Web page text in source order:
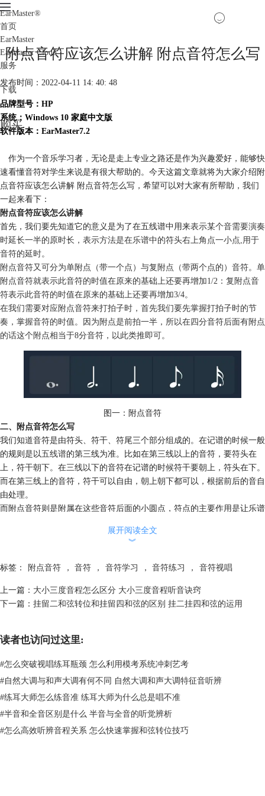
EarMaster®
首页
EarMaster
EarMaster Cloud
服务
下载
购买
附点音符应该怎么讲解 附点音符怎么写
发布时间：2022-04-11 14: 40: 48
品牌型号：HP
系统：Windows 10 家庭中文版
软件版本：EarMaster7.2
作为一个音乐学习者，无论是走上专业之路还是作为兴趣爱好，能够快
速看懂音符对学生来说是有很大帮助的。今天这篇文章就将为大家介绍附
点音符应该怎么讲解 附点音符怎么写，希望可以对大家有所帮助，我们
一起来看下：
附点音符应该怎么讲解
首先，我们要先知道它的意义是为了在五线谱中用来表示某个音需要演奏
时延长一半的原时长，表示方法是在乐谱中的符头右上角点一小点,用于
音符的延时。
附点音符又可分为单附点（带一个点）与复附点（带两个点的）音符。单
附点音符就表示此音符的时值在原来的基础上还要再增加1/2：复附点音
符表示此音符的时值在原来的基础上还要再增加3/4。
在我们需要对应附点音符来打拍子时，首先我们要先掌握打拍子时的节
奏，掌握音符的时值。因为附点是前拍一半，所以在四分音符后面有附点
的话这个附点相当于8分音符，以此类推即可。
图一：附点音符
二、附点音符怎么写
我们知道音符是由符头、符干、符尾三个部分组成的。在记谱的时候一般
的规则是以五线谱的第三线为准。比如在第三线以上的音符，要符头在
上，符干朝下。在三线以下的音符在记谱的时候符干要朝上，符头在下。
而在第三线上的音符，符干可以自由，朝上朝下都可以，根据前后的音自
由处理。
而附点音符则是附属在这些音符后面的小圆点，符点的主要作用是让乐谱
2、符点要靠近符头。
线上，符点要画在音符右上方的间里。
在EarMaster软件中有专门针对中有附点音符的教学内容，我们可以选择
入门课程中的附点二分音符节奏来进行针对性的练习。
展开阅读全文
︾
标签： 附点音符 ， 音符 ， 音符学习 ， 音符练习 ， 音符视唱
上一篇： 大小三度音程怎么区分 大小三度音程听音诀窍
下一篇： 挂留二和弦转位和挂留四和弦的区别 挂二挂四和弦的运用
读者也访问过这里:
#怎么突破视唱练耳瓶颈 怎么利用模考系统冲刺艺考
#自然大调与和声大调有何不同 自然大调和声大调特征音听辨
#练耳大师怎么练音准 练耳大师为什么总是唱不准
#半音和全音区别是什么 半音与全音的听觉辨析
#怎么高效听辨音程关系 怎么快速掌握和弦转位技巧